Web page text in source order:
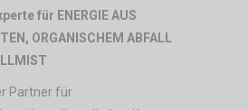
für ENERGIE AUS
ORGANISCHEM ABFALL
Partner für